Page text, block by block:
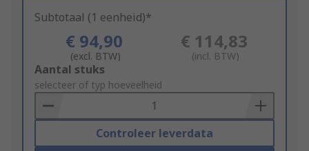
Subtotaal (1 eenheid)*
€ 94,90
(excl. BTW)
€ 114,83
(incl. BTW)
Add
to
Basket
Aantal stuks
selecteer of typ hoeveelheid
Controleer leverdata